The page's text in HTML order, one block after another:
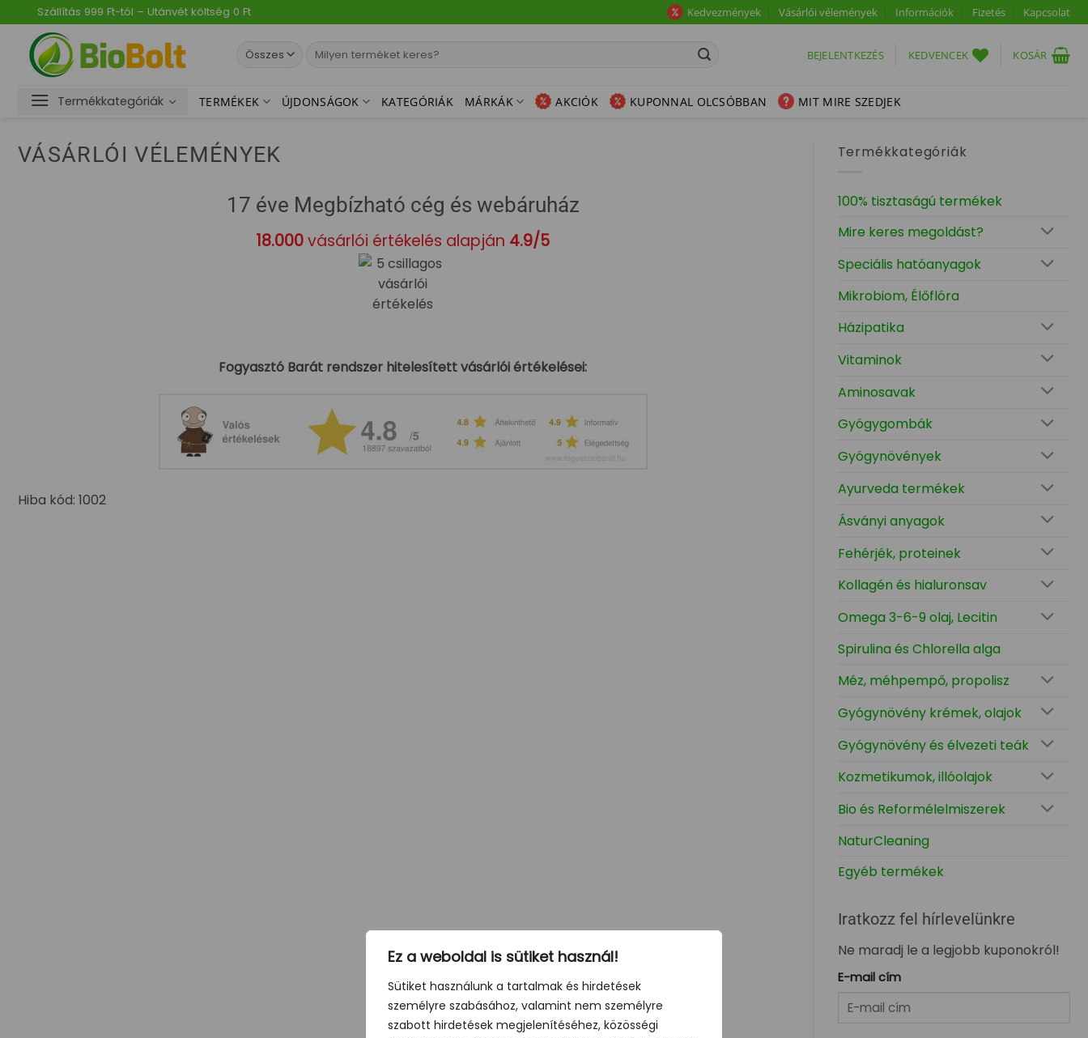
Ez a weboldal is sütiket használ!
Sütiket használunk a tartalmak és hirdetések
személyre szabásához, valamint nem személyre
szabott hirdetések megjelenítéséhez, közösségi
to
content
Szállítás 999 Ft-tól – Utánvét költség 0 Ft Kedvezmények Vásárlói vélemények Információk Fizetés Kapcsolat
Keresés
BEJELENTKEZÉS KEDVENCEK KOSÁR
Termékkategóriák TERMÉKEK ÚJDONSÁGOK KATEGÓRIÁK MÁRKÁK AKCIÓK KUPONNAL OLCSÓBBAN MIT MIRE SZEDJEK
VÁSÁRLÓI VÉLEMÉNYEK
17 éve Megbízható cég és webáruház
18.000vásárlói értékelés alapján 4.9/5
Fogyasztó Barát rendszer hitelesített vásárlói értékelései:
Hiba kód: 1002
Termékkategóriák
100% tisztaságú termékek
Mire keres megoldást?
Speciális hatóanyagok
Mikrobiom, Élőflóra
Házipatika
Vitaminok
Aminosavak
Gyógygombák
Gyógynövények
Ayurveda termékek
Ásványi anyagok
Fehérjék, proteinek
Kollagén és hialuronsav
Omega 3-6-9 olaj, Lecitin
Spirulina és Chlorella alga
Méz, méhpempő, propolisz
Gyógynövény krémek, olajok
Gyógynövény és élvezeti teák
Kozmetikumok, illóolajok
Bio és Reformélelmiszerek
NaturCleaning
Egyéb termékek
Iratkozz fel hírlevelünkre
Ne maradj le a legjobb kuponokról!
E-mail cím